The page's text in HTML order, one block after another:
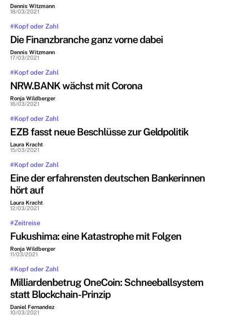
Dennis Witzmann -
18/03/2021
#Kopf oder Zahl
Die Finanzbranche ganz vorne dabei
Dennis Witzmann -
17/03/2021
#Kopf oder Zahl
NRW.BANK wächst mit Corona
Ronja Wildberger -
16/03/2021
#Kopf oder Zahl
EZB fasst neue Beschlüsse zur Geldpolitik
Laura Kracht -
15/03/2021
#Kopf oder Zahl
Eine der erfahrensten deutschen Bankerinnen
hört auf
Laura Kracht -
12/03/2021
#Zeitreise
Fukushima: eine Katastrophe mit Folgen
Ronja Wildberger -
11/03/2021
#Kopf oder Zahl
Milliardenbetrug OneCoin: Schneeballsystem
statt Blockchain-Prinzip
Daniel Fernandez -
10/03/2021